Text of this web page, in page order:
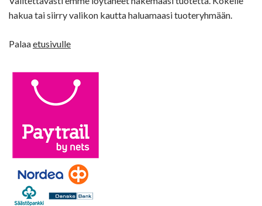
hakua tai siirry valikon kautta haluamaasi tuoteryhmään.
Palaaetusivulle